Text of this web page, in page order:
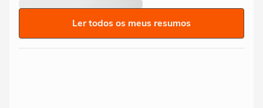
Ler todos os meus resumos